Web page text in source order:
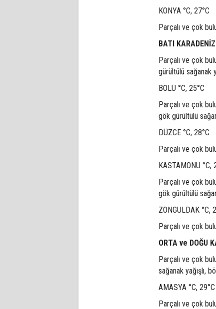
KONYA °C, 27°C
Parçalı ve çok
BATI KARADENİZ
Parçalı ve çok
gürültülü sağanak
BOLU °C, 25°C
Parçalı ve çok
gök gürültülü
DÜZCE °C, 28°C
Parçalı ve çok
KASTAMONU °C,
Parçalı ve çok
gök gürültülü
ZONGULDAK °C,
Parçalı ve çok
ORTA ve DOĞU
Parçalı ve çok
sağanak yağışlı,
AMASYA °C, 29°C
Parçalı ve çok